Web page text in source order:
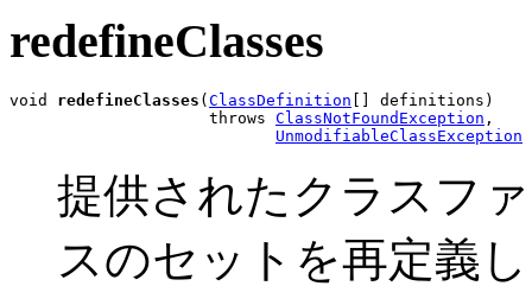
redefineClasses
void redefineClasses (ClassDefinition [] definitions)
                     throws
ClassNotFoundException ,
UnmodifiableClassException
提供されたクラスフ
スのセットを再定義